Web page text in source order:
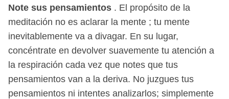
Note sus pensamientos . El propósito de la
meditación no es aclarar la mente ; tu mente
inevitablemente va a divagar. En su lugar,
concéntrate en devolver suavemente tu atención a
la respiración cada vez que notes que tus
pensamientos van a la deriva. No juzgues tus
pensamientos ni intentes analizarlos; simplemente